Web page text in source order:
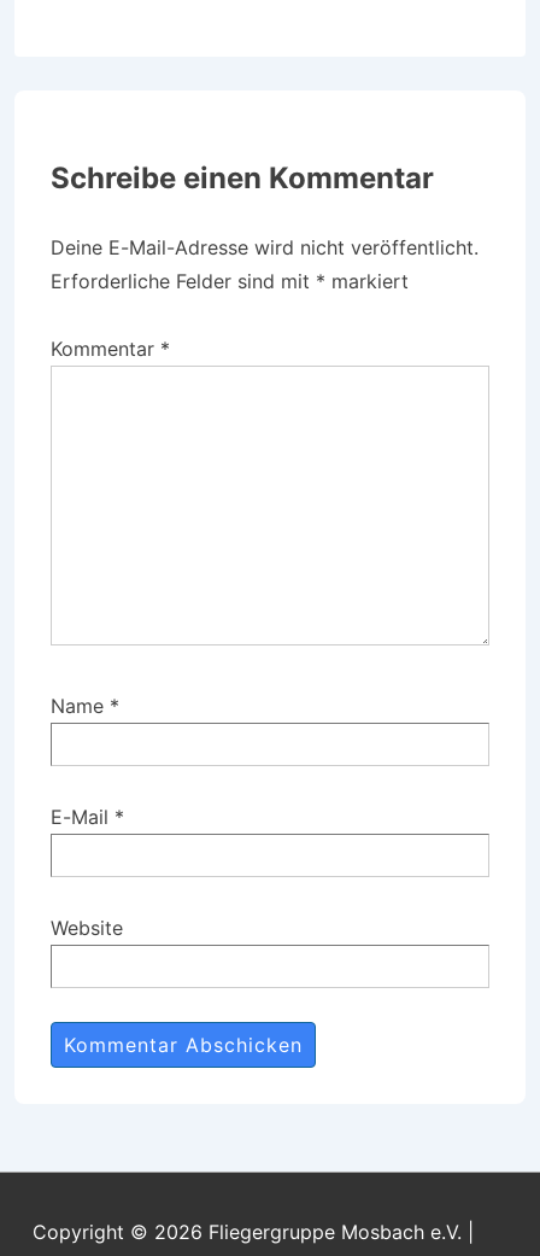
Schreibe einen Kommentar
Deine E-Mail-Adresse wird nicht veröffentlicht.
Erforderliche Felder sind mit * markiert
Kommentar *
Name *
E-Mail *
Website
Copyright © 2026 Fliegergruppe Mosbach e.V.